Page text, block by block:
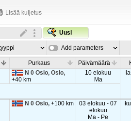
Lisää kuljetus
Uusi
Add parameters
Purkaus Päivämäärä
N 0 Oslo, Oslo,
+40 km
10 elokuu
Ma
N 0 Oslo,+100 km
03 elokuu - 07
elokuu
Ma - Pe